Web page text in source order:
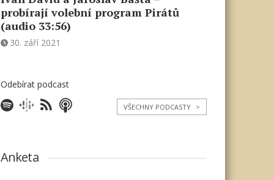
probírají volební program Pirátů
(audio 33:56)
30. září 2021
Odebírat podcast
VŠECHNY PODCASTY >
Anketa